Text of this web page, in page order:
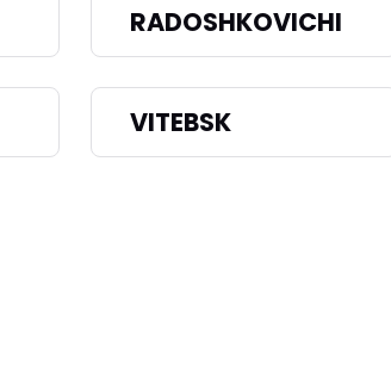
RADOSHKOVICHI
VITEBSK